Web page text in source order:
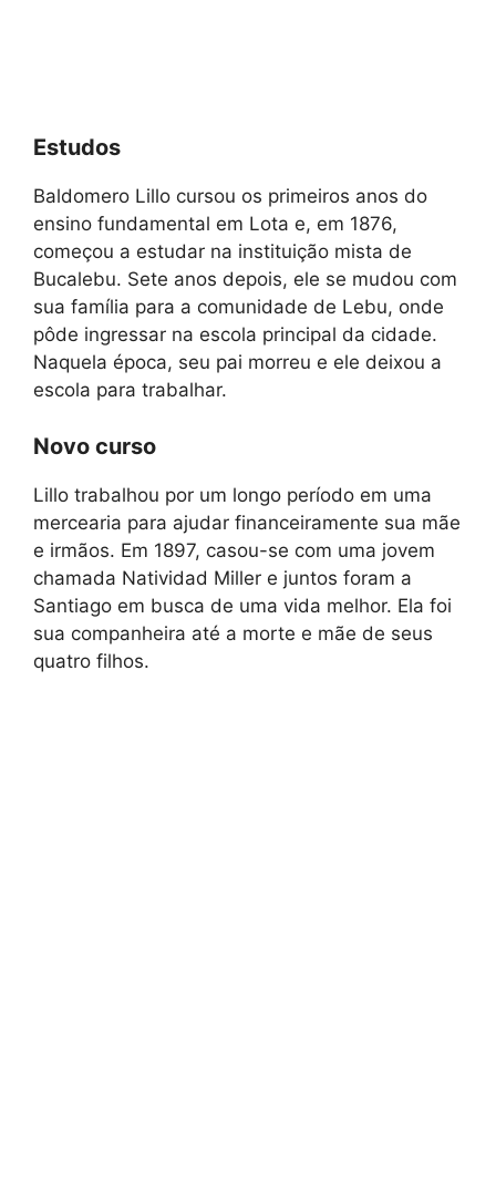
Estudos
Baldomero Lillo cursou os primeiros anos do
ensino fundamental em Lota e, em 1876,
começou a estudar na instituição mista de
Bucalebu. Sete anos depois, ele se mudou com
sua família para a comunidade de Lebu, onde
pôde ingressar na escola principal da cidade.
Naquela época, seu pai morreu e ele deixou a
escola para trabalhar.
Novo curso
Lillo trabalhou por um longo período em uma
mercearia para ajudar financeiramente sua mãe
e irmãos. Em 1897, casou-se com uma jovem
chamada Natividad Miller e juntos foram a
Santiago em busca de uma vida melhor. Ela foi
sua companheira até a morte e mãe de seus
quatro filhos.